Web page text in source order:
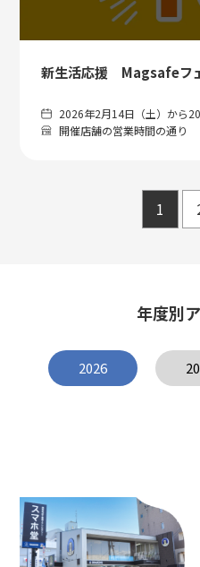
新生活応援 Magsafeフ
2026年2月14日（土）から
開催店舗の営業時間の通り
1
年度別
2026